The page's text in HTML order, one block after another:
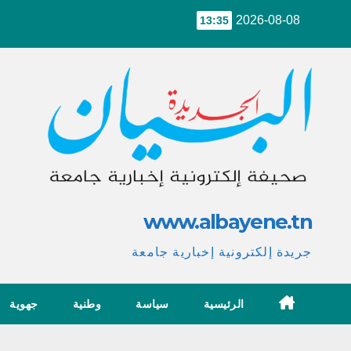
2026-08-08
13:35
www.albayene.tn
جريدة إلكترونية إخبارية جامعة
الرئيسية سياسة وطنية جهوية